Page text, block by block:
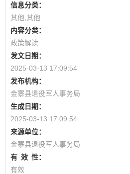
信息分类：
其他,其他
内容分类：
政策解读
发文日期：
2025-03-13 17:09:54
发布机构：
金寨县退役军人事务局
生成日期：
2025-03-13 17:09:54
来源单位：
金寨县退役军人事务局
有 效 性：
有效